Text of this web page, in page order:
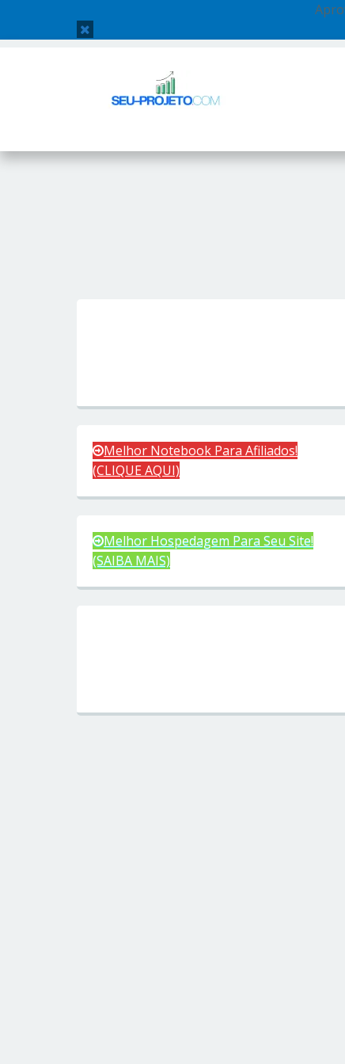
Melhor Notebook Para Afiliados!
(CLIQUE AQUI)
Melhor Hospedagem Para Seu Site!
(SAIBA MAIS)